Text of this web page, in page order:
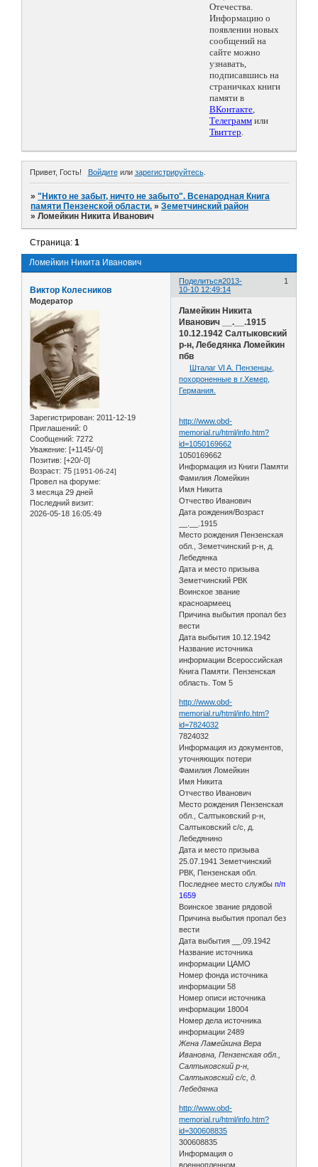
Отечества.
Информацию о
появлении новых
сообщений на
сайте можно
узнавать,
подписавшись на
страничках книги
памяти в
ВКонтакте,
Телеграмм или
Твиттер.
Привет, Гость! Войдитеили зарегистрируйтесь.
»"Никто не забыт, ничто не забыто". Всенародная Книга
памяти Пензенской области. »Земетчинский район
»Ломейкин Никита Иванович
Ломейкин Никита Иванович
Страница:1
Поделиться 1
2013-
10-10 12:49:14
Виктор Колесников
Модератор
Зарегистрирован: 2011-12-19
Приглашений: 0
Сообщений: 7272
Уважение: [+1145/-0]
Позитив: [+20/-0]
Возраст: 75 [1951-06-24]
Провел на форуме:
3 месяца 29 дней
Последний визит:
2026-05-18 16:05:49
Ламейкин Никита
Иванович __.__.1915
10.12.1942 Салтыковский
р-н, Лебедянка Ломейкин
пбв
Шталаг VI A. Пензенцы,
похороненные в г.Хемер,
Германия.
http://www.obd-
memorial.ru/html/info.htm?
id=1050169662
1050169662
Информация из Книги Памяти
Фамилия Ломейкин
Имя Никита
Отчество Иванович
Дата рождения/Возраст
__.__.1915
Место рождения Пензенская
обл., Земетчинский р-н, д.
Лебедянка
Дата и место призыва
Земетчинский РВК
Воинское звание
красноармеец
Причина выбытия пропал без
вести
Дата выбытия 10.12.1942
Название источника
информации Всероссийская
Книга Памяти. Пензенская
область. Том 5
http://www.obd-
memorial.ru/html/info.htm?
id=7824032
7824032
Информация из документов,
уточняющих потери
Фамилия Ломейкин
Имя Никита
Отчество Иванович
Место рождения Пензенская
обл., Салтыковский р-н,
Салтыковский с/с, д.
Лебедянино
Дата и место призыва
25.07.1941 Земетчинский
РВК, Пензенская обл.
Последнее место службып/п
1659
Воинское звание рядовой
Причина выбытия пропал без
вести
Дата выбытия __.09.1942
Название источника
информации ЦАМО
Номер фонда источника
информации 58
Номер описи источника
информации 18004
Номер дела источника
информации 2489
Жена Ламейкина Вера
Ивановна, Пензенская обл.,
Салтыковский р-н,
Салтыковский с/с, д.
Лебедянка
http://www.obd-
memorial.ru/html/info.htm?
id=300608835
300608835
Информация о
военнопленном